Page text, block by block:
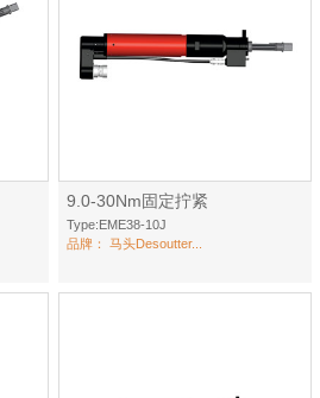
9.0-30Nm固定拧紧
Type:EME38-10J
品牌：马头Desoutter...